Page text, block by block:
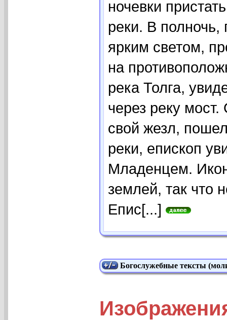
ночевки
реки. В
ярким светом,
на
река Толга,
через реку
свой жезл,
реки, епископ
Младенцем.
землей, так что
Епис[...]
Богослужебные тексты